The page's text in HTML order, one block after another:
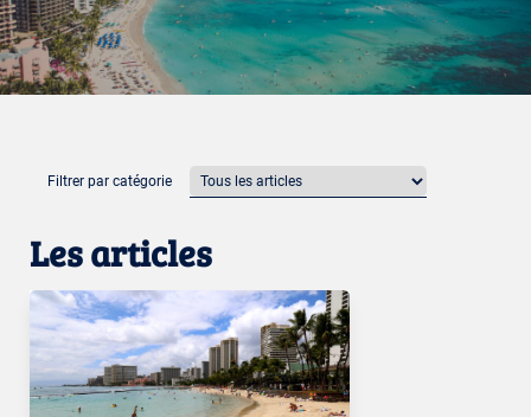
Filtrer par catégorie
Les articles